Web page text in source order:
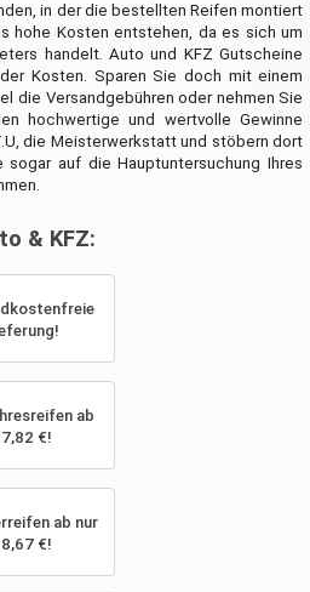
in der die bestellten Reifen montiert
hohe Kosten entstehen, da es sich um
handelt. Auto und KFZ Gutscheine
Kosten. Sparen Sie doch mit einem
die Versandgebühren oder nehmen Sie
hochwertige und wertvolle Gewinne
die Meisterwerkstatt und stöbern dort
auf die Hauptuntersuchung Ihres
& KFZ:
ab
€!
ab nur
€!